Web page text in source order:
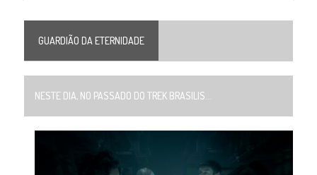
GUARDIÃO DA ETERNIDADE
NESTE DIA, NO PASSADO DO TREK BRASILIS...